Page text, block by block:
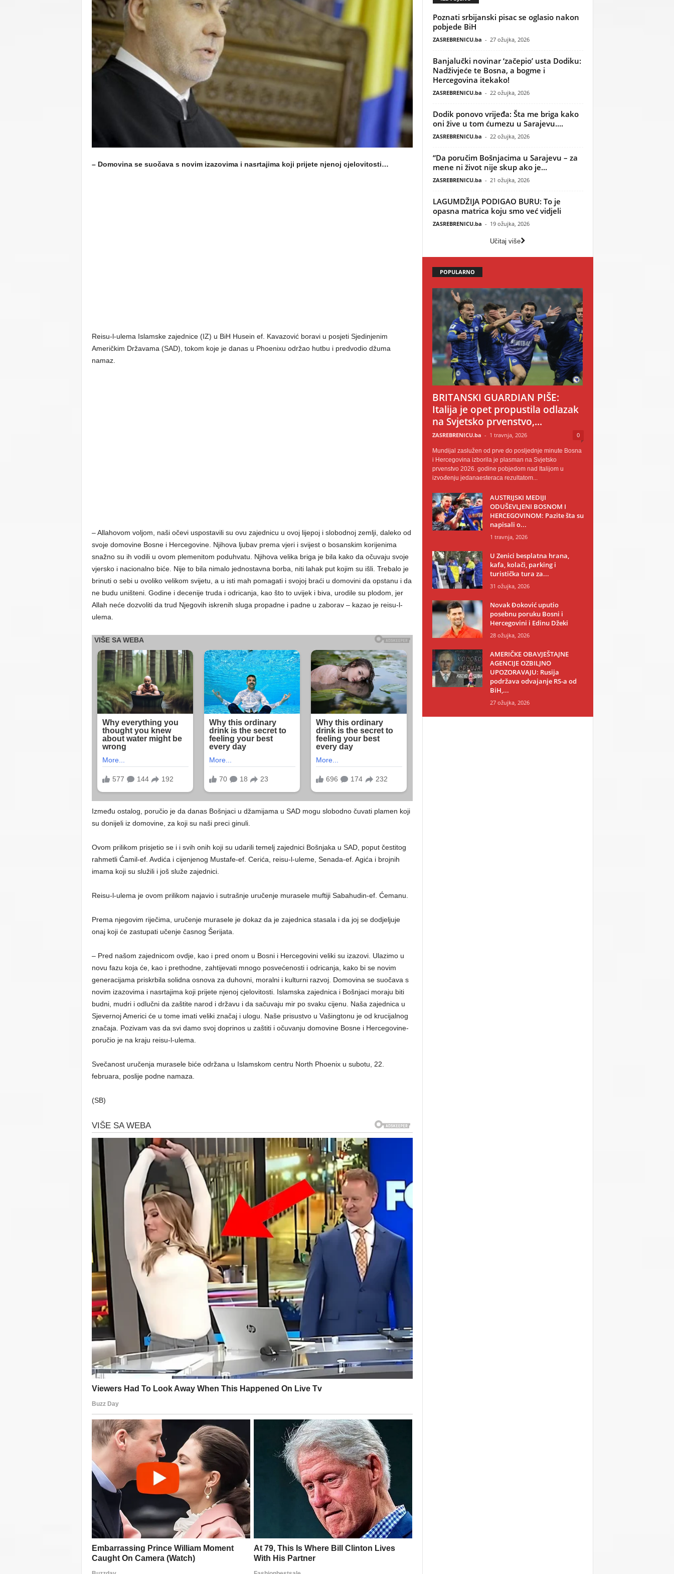
– Domovina se suočava s novim izazovima i nasrtajima koji prijete njenoj cjelovitosti…
Reisu-l-ulema Islamske zajednice (IZ) u BiH Husein ef. Kavazović boravi u posjeti Sjedinjenim
Američkim Državama (SAD), tokom koje je danas u Phoenixu održao hutbu i predvodio džuma
namaz.
– Allahovom voljom, naši očevi uspostavili su ovu zajednicu u ovoj lijepoj i slobodnoj zemlji, daleko od
svoje domovine Bosne i Hercegovine. Njihova ljubav prema vjeri i svijest o bosanskim korijenima
snažno su ih vodili u ovom plemenitom poduhvatu. Njihova velika briga je bila kako da očuvaju svoje
vjersko i nacionalno biće. Nije to bila nimalo jednostavna borba, niti lahak put kojim su išli. Trebalo je
brinuti o sebi u ovoliko velikom svijetu, a u isti mah pomagati i svojoj braći u domovini da opstanu i da
ne budu uništeni. Godine i decenije truda i odricanja, kao što to uvijek i biva, urodile su plodom, jer
Allah neće dozvoliti da trud Njegovih iskrenih sluga propadne i padne u zaborav – kazao je reisu-l-
ulema.
Između ostalog, poručio je da danas Bošnjaci u džamijama u SAD mogu slobodno čuvati plamen koji
su donijeli iz domovine, za koji su naši preci ginuli.
Ovom prilikom prisjetio se i i svih onih koji su udarili temelj zajednici Bošnjaka u SAD, poput čestitog
rahmetli Ćamil-ef. Avdića i cijenjenog Mustafe-ef. Cerića, reisu-l-uleme, Senada-ef. Agića i brojnih
imama koji su služili i još služe zajednici.
Reisu-l-ulema je ovom prilikom najavio i sutrašnje uručenje murasele muftiji Sabahudin-ef. Ćemanu.
Prema njegovim riječima, uručenje murasele je dokaz da je zajednica stasala i da joj se dodjeljuje
onaj koji će zastupati učenje časnog Šerijata.
– Pred našom zajednicom ovdje, kao i pred onom u Bosni i Hercegovini veliki su izazovi. Ulazimo u
novu fazu koja će, kao i prethodne, zahtijevati mnogo posvećenosti i odricanja, kako bi se novim
generacijama priskrbila solidna osnova za duhovni, moralni i kulturni razvoj. Domovina se suočava s
novim izazovima i nasrtajima koji prijete njenoj cjelovitosti. Islamska zajednica i Bošnjaci moraju biti
budni, mudri i odlučni da zaštite narod i državu i da sačuvaju mir po svaku cijenu. Naša zajednica u
Sjevernoj Americi će u tome imati veliki značaj i ulogu. Naše prisustvo u Vašingtonu je od krucijalnog
značaja. Pozivam vas da svi damo svoj doprinos u zaštiti i očuvanju domovine Bosne i Hercegovine-
poručio je na kraju reisu-l-ulema.
Svečanost uručenja murasele biće održana u Islamskom centru North Phoenix u subotu, 22.
februara, poslije podne namaza.
(SB)
Poznati srbijanski pisac se oglasio nakon
pobjede BiH
ZASREBRENICU.ba - 27 ožujka, 2026
Banjalučki novinar ‘začepio’ usta Dodiku:
Nadživjeće te Bosna, a bogme i
Hercegovina itekako!
ZASREBRENICU.ba - 22 ožujka, 2026
Dodik ponovo vrijeđa: Šta me briga kako
oni žive u tom ćumezu u Sarajevu....
ZASREBRENICU.ba - 22 ožujka, 2026
“Da poručim Bošnjacima u Sarajevu – za
mene ni život nije skup ako je...
ZASREBRENICU.ba - 21 ožujka, 2026
LAGUMDŽIJA PODIGAO BURU: To je
opasna matrica koju smo već vidjeli
ZASREBRENICU.ba - 19 ožujka, 2026
Učitaj više
POPULARNO
BRITANSKI GUARDIAN PIŠE:
Italija je opet propustila odlazak
na Svjetsko prvenstvo,...
ZASREBRENICU.ba - 1 travnja, 2026 0
Mundijal zaslužen od prve do posljednje minute Bosna
i Hercegovina izborila je plasman na Svjetsko
prvenstvo 2026. godine pobjedom nad Italijom u
izvođenju jedanaesteraca rezultatom...
AUSTRIJSKI MEDIJI
ODUŠEVLJENI BOSNOM I
HERCEGOVINOM: Pazite šta su
napisali o...
1 travnja, 2026
U Zenici besplatna hrana,
kafa, kolači, parking i
turistička tura za...
31 ožujka, 2026
Novak Đoković uputio
posebnu poruku Bosni i
Hercegovini i Edinu Džeki
28 ožujka, 2026
AMERIČKE OBAVJEŠTAJNE
AGENCIJE OZBILJNO
UPOZORAVAJU: Rusija
podržava odvajanje RS-a od
BiH,...
27 ožujka, 2026